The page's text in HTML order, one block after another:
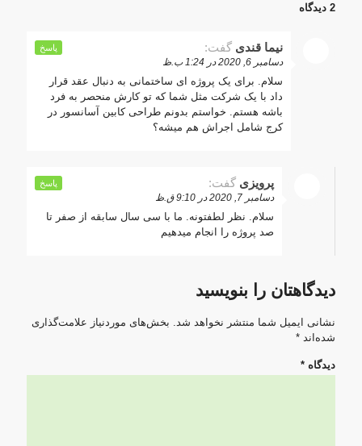
2 دیدگاه
نیما قندی گفت:
دسامبر 6, 2020 در 1:24 ب.ظ
سلام. برای یک پروژه ای ساختمانی به دنبال عقد قرار
داد با یک شرکت مثل شما که تو کارش منحصر به فرد
باشه هستم. خواستم بدونم طراحی کابین آسانسور در
کرج شامل اجراش هم میشه؟
پاسخ
پرویزی گفت:
دسامبر 7, 2020 در 9:10 ق.ظ
سلام. نظر لطفتونه. ما با سی سال سابقه از صفر تا
صد پروژه را انجام میدهیم
پاسخ
دیدگاهتان را بنویسید
نشانی ایمیل شما منتشر نخواهد شد.
بخش‌های موردنیاز علامت‌گذاری
شده‌اند *
دیدگاه *